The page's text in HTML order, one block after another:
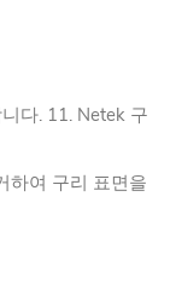
다. 11. Netek 구
하여 구리 표면을